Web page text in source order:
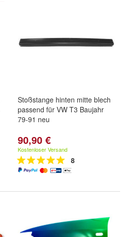
Stoßstange hinten mitte blech
passend für VW T3 Baujahr
79-91 neu
90,90 €
Kostenloser Versand
8